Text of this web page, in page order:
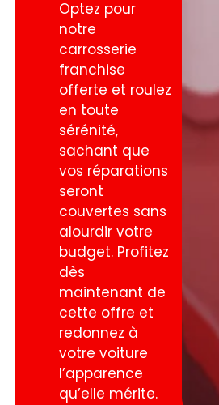
Optez pour
notre
carrosserie
franchise
offerte et roulez
en toute
sérénité,
sachant que
vos réparations
seront
couvertes sans
alourdir votre
budget. Profitez
dès
maintenant de
cette offre et
redonnez à
votre voiture
l’apparence
qu’elle mérite.